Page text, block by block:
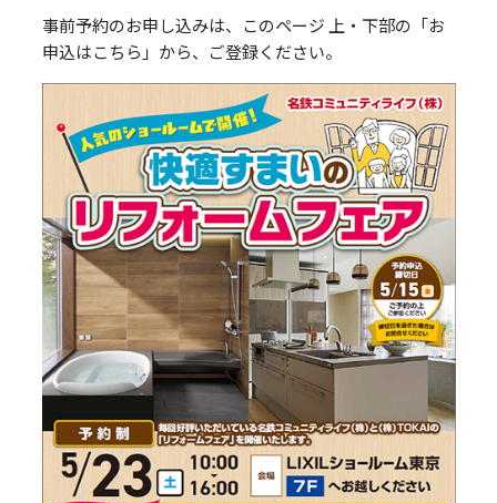
事前予約のお申し込みは、このページ 上・下部の「お
申込はこちら」から、ご登録ください。